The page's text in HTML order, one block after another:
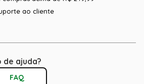
ao cliente
de ajuda?
FAQ